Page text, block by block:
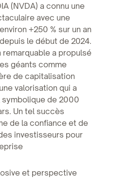
(NVDA) a connu une
avec une
+250 % sur un an
le début de 2024.
a propulsé
géants comme
de capitalisation
valorisation qui a
de 2000
Un tel succès
de la confiance et de
investisseurs pour
et perspective